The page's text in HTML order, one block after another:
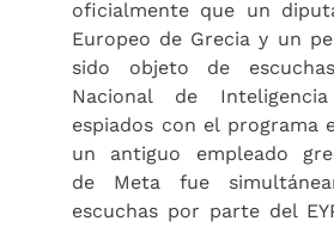
oficialmente que un
Europeo de Grecia y un
sido objeto de
Nacional de
espiados con el programa
un antiguo empleado
de Meta fue
escuchas por parte del